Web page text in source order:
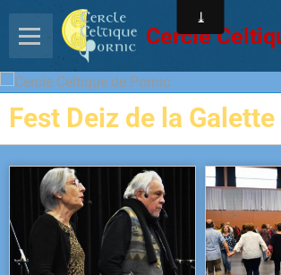
Fest Deiz de la